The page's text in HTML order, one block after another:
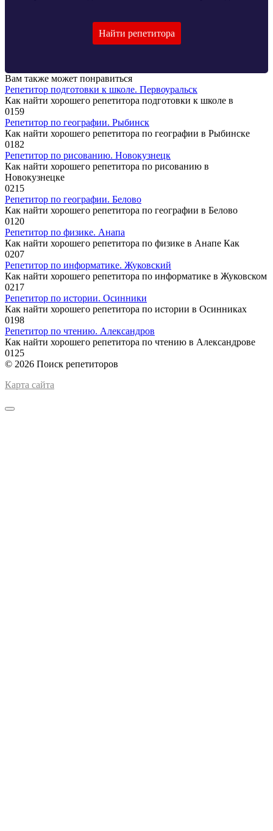
Найти репетитора
Вам также может понравиться
Репетитор подготовки к школе. Первоуральск
Как найти хорошего репетитора подготовки к школе в
0159
Репетитор по географии. Рыбинск
Как найти хорошего репетитора по географии в Рыбинске
0182
Репетитор по рисованию. Новокузнецк
Как найти хорошего репетитора по рисованию в
Новокузнецке
0215
Репетитор по географии. Белово
Как найти хорошего репетитора по географии в Белово
0120
Репетитор по физике. Анапа
Как найти хорошего репетитора по физике в Анапе Как
0207
Репетитор по информатике. Жуковский
Как найти хорошего репетитора по информатике в Жуковском
0217
Репетитор по истории. Осинники
Как найти хорошего репетитора по истории в Осинниках
0198
Репетитор по чтению. Александров
Как найти хорошего репетитора по чтению в Александрове
0125
© 2026 Поиск репетиторов
Карта сайта